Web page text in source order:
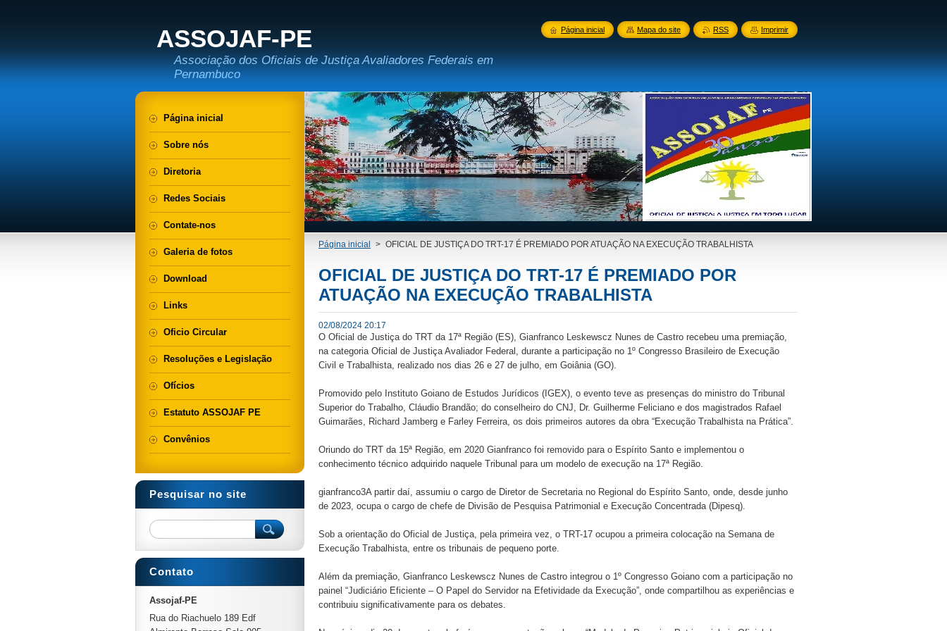
ASSOJAF-PE
Associação dos Oficiais de Justiça Avaliadores Federais em
Pernambuco
Página inicial > OFICIAL DE JUSTIÇA DO TRT-17 É PREMIADO POR ATUAÇÃO NA EXECUÇÃO TRABALHISTA
OFICIAL DE JUSTIÇA DO TRT-17 É PREMIADO POR
ATUAÇÃO NA EXECUÇÃO TRABALHISTA
02/08/2024 20:17
O Oficial de Justiça do TRT da 17ª Região (ES), Gianfranco Leskewscz Nunes de Castro recebeu uma premiação,
na categoria Oficial de Justiça Avaliador Federal, durante a participação no 1º Congresso Brasileiro de Execução
Civil e Trabalhista, realizado nos dias 26 e 27 de julho, em Goiânia (GO).
Promovido pelo Instituto Goiano de Estudos Jurídicos (IGEX), o evento teve as presenças do ministro do Tribunal
Superior do Trabalho, Cláudio Brandão; do conselheiro do CNJ, Dr. Guilherme Feliciano e dos magistrados Rafael
Guimarães, Richard Jamberg e Farley Ferreira, os dois primeiros autores da obra “Execução Trabalhista na Prática”.
Oriundo do TRT da 15ª Região, em 2020 Gianfranco foi removido para o Espírito Santo e implementou o
conhecimento técnico adquirido naquele Tribunal para um modelo de execução na 17ª Região.
gianfranco3A partir daí, assumiu o cargo de Diretor de Secretaria no Regional do Espírito Santo, onde, desde junho
de 2023, ocupa o cargo de chefe de Divisão de Pesquisa Patrimonial e Execução Concentrada (Dipesq).
Sob a orientação do Oficial de Justiça, pela primeira vez, o TRT-17 ocupou a primeira colocação na Semana de
Execução Trabalhista, entre os tribunais de pequeno porte.
Além da premiação, Gianfranco Leskewscz Nunes de Castro integrou o 1º Congresso Goiano com a participação no
painel “Judiciário Eficiente – O Papel do Servidor na Efetividade da Execução”, onde compartilhou as experiências e
contribuiu significativamente para os debates.
Página inicial
Sobre nós
Diretoria
Redes Sociais
Contate-nos
Galeria de fotos
Download
Links
Oficio Circular
Resoluções e Legislação
Ofícios
Estatuto ASSOJAF PE
Convênios
Pesquisar no site
Contato
Assojaf-PE
Rua do Riachuelo 189 Edf
Página inicial Mapa do site RSS Imprimir